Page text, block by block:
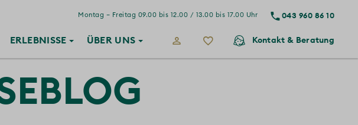
043 960 86 10
Montag – Freitag 09.00 bis 12.00 / 13.00 bis 17.00 Uhr
ERLEBNISSE ÜBER UNS Kontakt & Beratung